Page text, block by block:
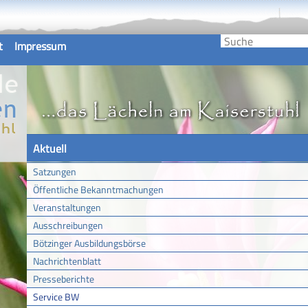
Impressum
Aktuell
Satzungen
Öffentliche Bekanntmachungen
Veranstaltungen
Ausschreibungen
Bötzinger Ausbildungsbörse
Nachrichtenblatt
Presseberichte
Service BW